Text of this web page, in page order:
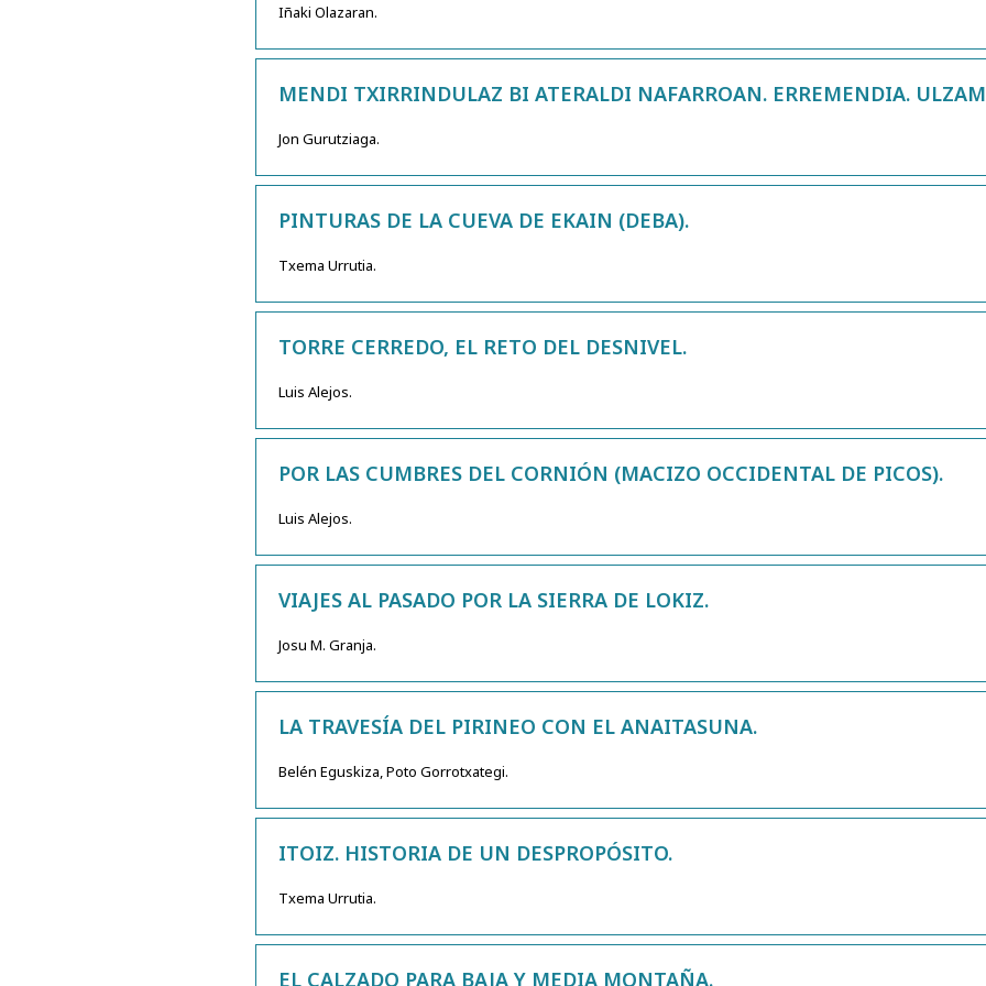
Iñaki Olazaran.
MENDI TXIRRINDULAZ BI ATERALDI NAFARROAN. ERREMENDIA.
Jon Gurutziaga.
PINTURAS DE LA CUEVA DE EKAIN (DEBA).
Txema Urrutia.
TORRE CERREDO, EL RETO DEL DESNIVEL.
Luis Alejos.
POR LAS CUMBRES DEL CORNIÓN (MACIZO OCCIDENTAL DE PICOS).
Luis Alejos.
VIAJES AL PASADO POR LA SIERRA DE LOKIZ.
Josu M. Granja.
LA TRAVESÍA DEL PIRINEO CON EL ANAITASUNA.
Belén Eguskiza, Poto Gorrotxategi.
ITOIZ. HISTORIA DE UN DESPROPÓSITO.
Txema Urrutia.
EL CALZADO PARA BAJA Y MEDIA MONTAÑA.